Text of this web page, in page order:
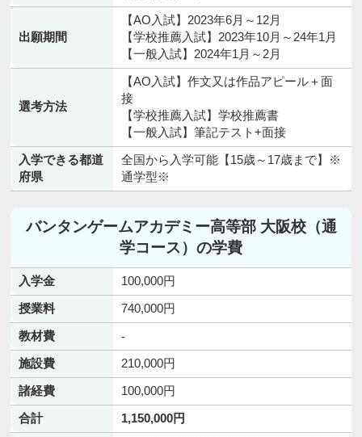
出願期間
【AO入試】2023年6月～12月
【学校推薦入試】2023年10月～24年1月
【一般入試】2024年1月～2月
選考方法
【AO入試】作文又は作品アピール＋面
接
【学校推薦入試】学校推薦書
【一般入試】筆記テスト+面接
入学できる都道
府県
全国から入学可能【15歳～17歳まで】※
通学型※
バンタンゲームアカデミー高等部 大阪校（通
学コース）の学費
入学金
100,000円
授業料
740,000円
教材費
-
施設費
210,000円
諸経費
100,000円
合計
1,150,000円